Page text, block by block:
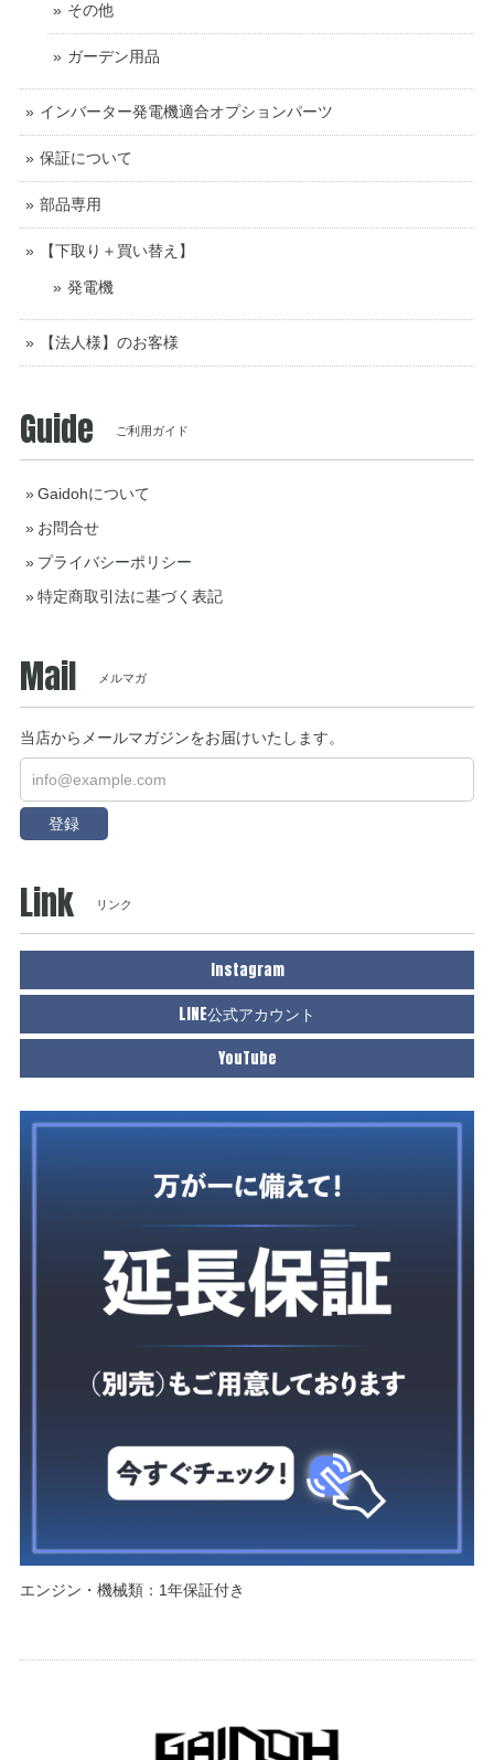
その他
ガーデン用品
インバーター発電機適合オプションパーツ
保証について
部品専用
【下取り＋買い替え】
発電機
【法人様】のお客様
Guide ご利用ガイド
Gaidohについて
お問合せ
プライバシーポリシー
特定商取引法に基づく表記
Mail メルマガ
当店からメールマガジンをお届けいたします。
登録
Link リンク
Instagram
LINE公式アカウント
YouTube
エンジン・機械類：1年保証付き